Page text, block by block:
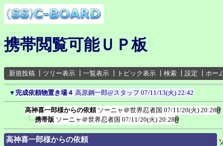
携帯閲覧可能ＵＰ板
新規投稿 ツリー表示 一覧表示 トピック表示 検索 設定 ホー
▼ 完成依頼物置き場４ 高原鋼一郎@スタッフ 07/11/13(火) 22:42
高神喜一郎様からの依頼 ソーニャ＠世界忍者国 07/11/20(火) 20:28
携帯版 ソーニャ＠世界忍者国 07/11/20(火) 20:28
高神喜一郎様からの依頼